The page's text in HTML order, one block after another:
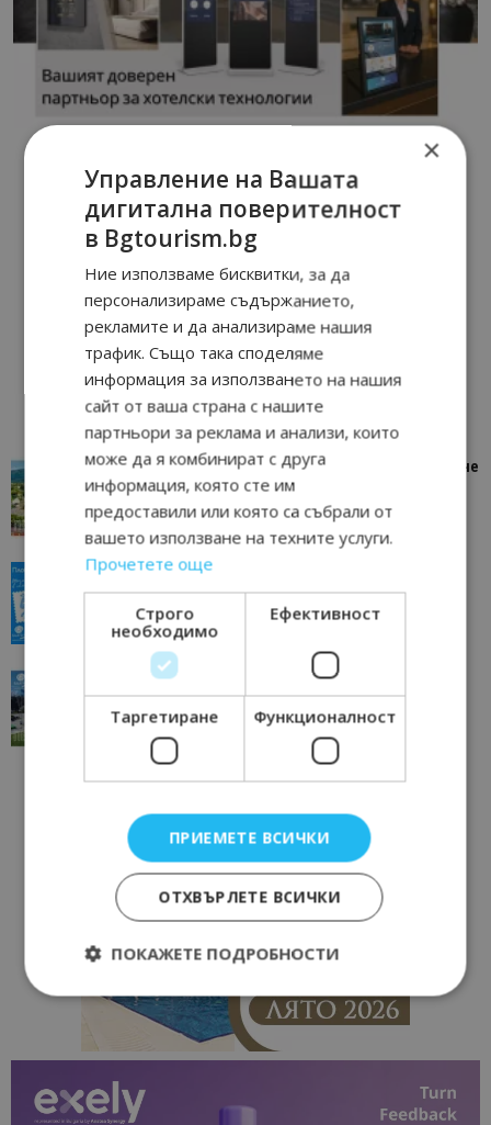
“Пощенска картичка от…”: Петрич – Изживяване
отвъд очакваното
Петрич 11/07/2026 11:22
“Пощенска картичка от…”: Пловдив, градът на
всички времена
Пловдив 23/06/2026 10:00
“Пощенска картичка от…”: Перник – град на
традициите, културата и вдъхновяващите...
Перник 17/06/2026 09:01
×
Управление на Вашата
дигитална поверителност
в Bgtourism.bg
Ние използваме бисквитки, за да
персонализираме съдържанието,
рекламите и да анализираме нашия
трафик. Също така споделяме
информация за използването на нашия
сайт от ваша страна с нашите
партньори за реклама и анализи, които
може да я комбинират с друга
информация, която сте им
предоставили или която са събрали от
вашето използване на техните услуги.
Прочетете още
Строго
необходимо
Ефективност
Таргетиране Функционалност
ПРИЕМЕТЕ ВСИЧКИ
ОТХВЪРЛЕТЕ ВСИЧКИ
ПОКАЖЕТЕ ПОДРОБНОСТИ
Строго необходимо
Строго необходимите бисквитки позволяват